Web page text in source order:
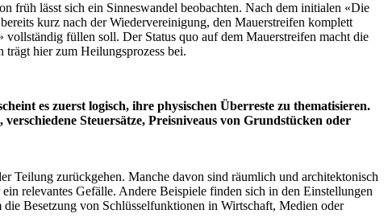
früh lässt sich ein Sinneswandel beobachten. Nach dem initialen «Die
kurz nach der Wiedervereinigung, den Mauerstreifen komplett
füllen soll. Der Status quo auf dem Mauerstreifen macht die
hier zum Heilungsprozess bei.
es zuerst logisch, ihre physischen Überreste zu thematisieren.
Steuersätze, Preisniveaus von Grundstücken oder
Teilung zurückgehen. Manche davon sind räumlich und architektonisch
relevantes Gefälle. Andere Beispiele finden sich in den Einstellungen
Besetzung von Schlüsselfunktionen in Wirtschaft, Medien oder